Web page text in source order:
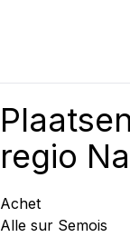
regio
Achet
Alle sur Semois